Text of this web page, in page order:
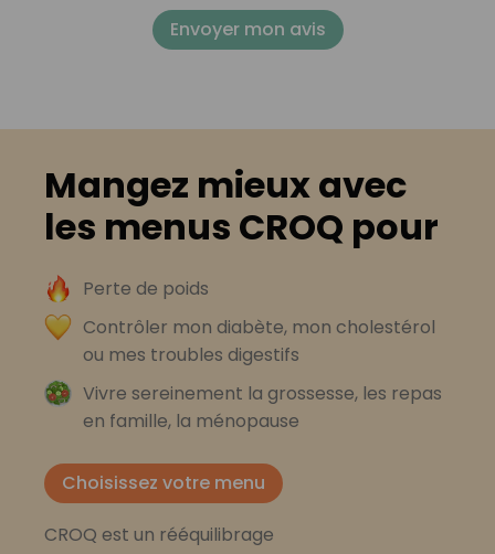
Envoyer mon avis
Mangez mieux avec
les menus CROQ pour
Perte de poids
Contrôler mon diabète, mon cholestérol
ou mes troubles digestifs
Vivre sereinement la grossesse, les repas
en famille, la ménopause
Choisissez votre menu
CROQ est un rééquilibrage